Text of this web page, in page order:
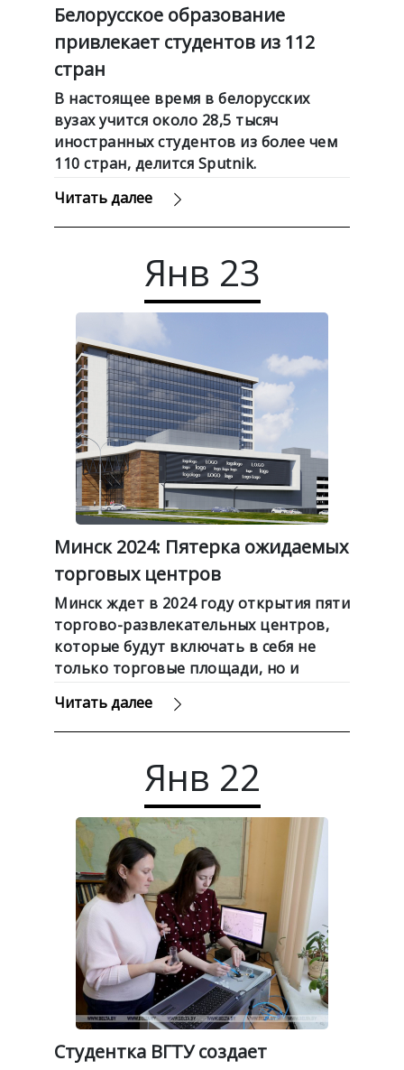
Белорусское образование
привлекает студентов из 112
стран
В настоящее время в белорусских
вузах учится около 28,5 тысяч
иностранных студентов из более чем
110 стран, делится Sputnik.
Читать далее
Янв 23
Минск 2024: Пятерка ожидаемых
торговых центров
Минск ждет в 2024 году открытия пяти
торгово-развлекательных центров,
которые будут включать в себя не
только торговые площади, но и
пространства и фудкорты, сообщает
кактутжить.
Читать далее
Янв 22
Студентка ВГТУ создает